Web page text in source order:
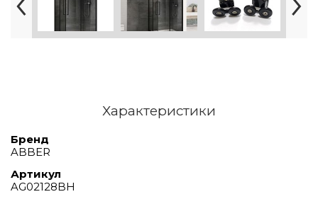
Характеристики
Бренд
ABBER
Артикул
AG02128BH